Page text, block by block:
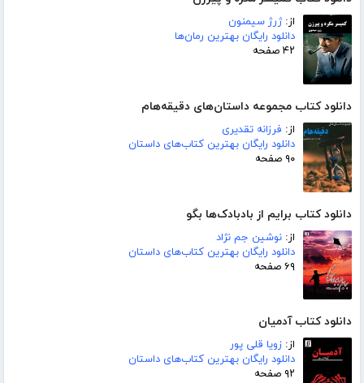
از:ژرژ سیمنون
دانلود رایگان بهترین رمان‌ها
۴۲ صفحه
دانلود کتاب مجموعه داستان‌های دقیقه‌هام
از: فرزانه تقدیری
دانلود رایگان بهترین کتاب‌های داستان
۹۰ صفحه
دانلود کتاب برایم از بادبادک‌ها بگو
از: نوشین جم نژاد
دانلود رایگان بهترین کتاب‌های داستان
۶۹ صفحه
دانلود کتاب آدمیان
از: زویا قلی پور
دانلود رایگان بهترین کتاب‌های داستان
۹۲ صفحه